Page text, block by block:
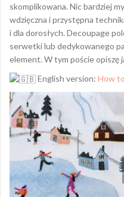
skomplikowana. Nic bardziej
wdzięczna i przystępna
i dla dorosłych. Decoupage
serwetki lub dedykowanego
element. W tym poście opiszę
English version: How